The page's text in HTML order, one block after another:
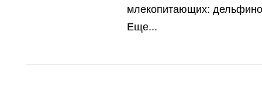
млекопитающих:
Еще...